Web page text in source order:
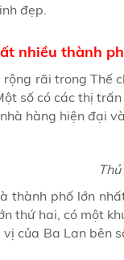
đẹp.
nhiều thành
rãi trong Thế
số có các thị
hàng hiện đại
thành phố lớn
thứ hai, có một
của Ba Lan bên